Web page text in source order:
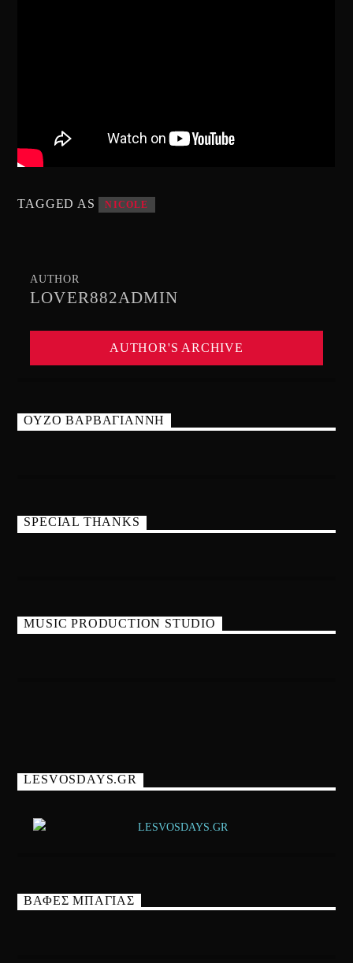
TAGGED AS NICOLE
AUTHOR
LOVER882ADMIN
AUTHOR'S ARCHIVE
ΟΥΖΟ ΒΑΡΒΑΓΙΑΝΝΗ
SPECIAL THANKS
MUSIC PRODUCTION STUDIO
LESVOSDAYS.GR
ΒΑΦΕΣ ΜΠΑΓΙΑΣ